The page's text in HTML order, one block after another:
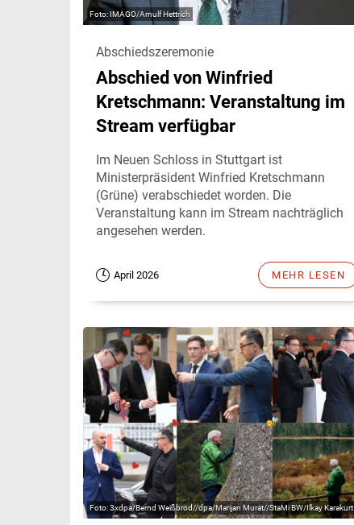
IMAGO/Arnulf Hettrich
Abschiedszeremonie
Abschied von Winfried
Kretschmann: Veranstaltung im
Stream verfügbar
Im Neuen Schloss in Stuttgart ist
Ministerpräsident Winfried Kretschmann
(Grüne) verabschiedet worden. Die
Veranstaltung kann im Stream nachträglich
angesehen werden.
April 2026 MEHR LESEN
3xdpa/Bernd Weißbrod//dpa/Marijan Murat//StaMi BW/Ilkay Karakurt